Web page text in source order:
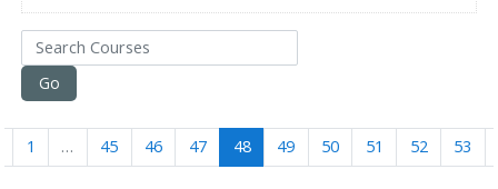
Search Courses
Go
1 … 45 46 47 48(current)
49 50 51 52 53